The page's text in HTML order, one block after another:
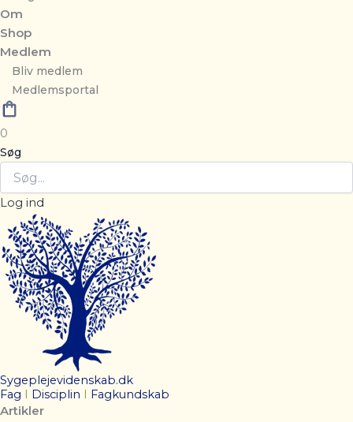
Om
Shop
Medlem
Bliv medlem
Medlemsportal
0
Søg
Log ind
Sygeplejevidenskab.dk
Fag
Disciplin Fagkundskab
Artikler